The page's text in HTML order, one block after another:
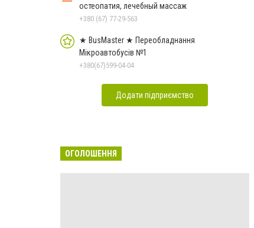
остеопатия, лечебный массаж
+380 (67) 77-29-563
★ BusMaster ★ Переобладнання
Мікроавтобусів №1
+380(67)599-04-04
Додати підприємство
ОГОЛОШЕННЯ